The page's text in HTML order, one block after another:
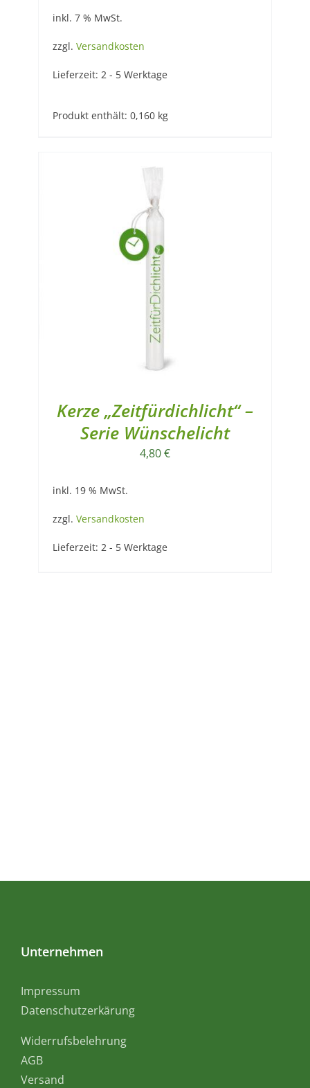
inkl. 7 % MwSt.
zzgl. Versandkosten
Lieferzeit: 2 - 5 Werktage
Produkt enthält: 0,160 kg
Kerze „Zeitfürdichlicht“ –
Serie Wünschelicht
4,80€
inkl. 19 % MwSt.
zzgl. Versandkosten
Lieferzeit: 2 - 5 Werktage
Unternehmen
Impressum
Datenschutzerkärung
Widerrufsbelehrung
AGB
Versand